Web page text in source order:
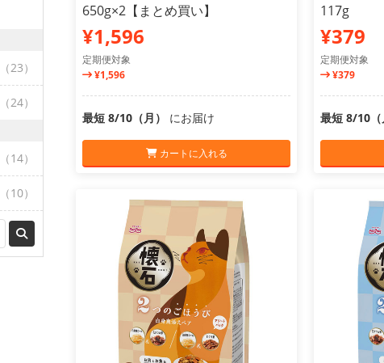
（23）
（24）
（14）
（10）
650g×2【まとめ買い】
¥1,596
定期便対象
¥1,596
最短 8/10（月） にお届け
カートに入れる
117g
¥379
定期便対象
¥379
最短 8/10（